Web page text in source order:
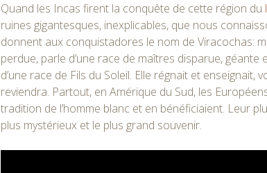
Quand les Incas firent la conquête de cette région du
ruines gigantesques, inexplicables, que nous
donnent aux conquistadores le nom de Viracochas:
perdue, parle d’une race de maîtres disparue, géante
d’une race de Fils du Soleil. Elle régnait et enseignait,
reviendra. Partout, en Amérique du Sud, les
tradition de l’homme blanc et en bénéficiaient. Leur
plus mystérieux et le plus grand souvenir.